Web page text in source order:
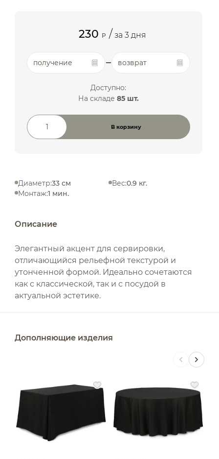
230 P / за 3 дня
получение возврат
Доступно:
На складе 85 шт.
Количество товара
В корзину
Диаметр:33 см Вес:0.9 кг.
Монтаж:1 мин.
Описание
Элегантный акцент для сервировки,
отличающийся рельефной текстурой и
утонченной формой. Идеально сочетаются
как с классической, так и с посудой в
актуальной эстетике.
Дополняющие изделия